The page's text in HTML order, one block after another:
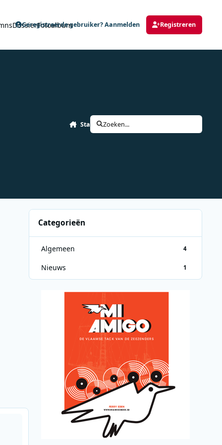
DossierFotoalbum
Geregistreerde gebruiker? Aanmelden Registreren
Start Zoeken...
Categorieën
Algemeen 4
Nieuws 1